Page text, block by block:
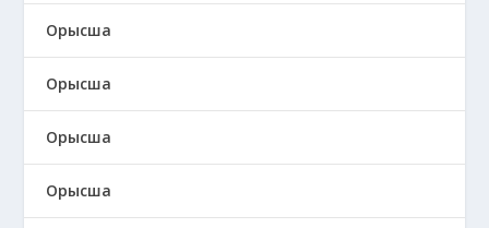
Орысша
Орысша
Орысша
Орысша